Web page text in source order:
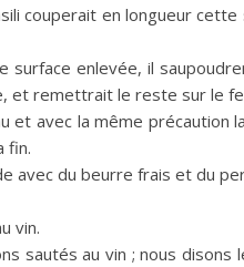
couperait en longueur cette
surface enlevée, il
et remettrait le reste sur le
avec la même précaution
fin.
avec du beurre frais et du
vin.
sautés au vin ; nous disons